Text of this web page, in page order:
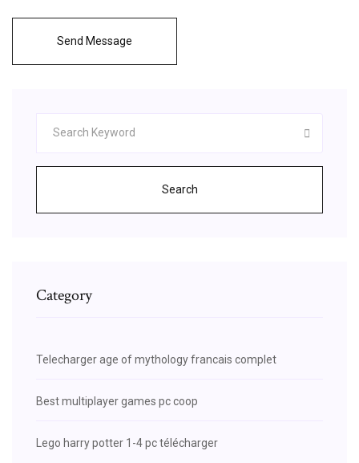
Send Message
Search
Category
Telecharger age of mythology francais complet
Best multiplayer games pc coop
Lego harry potter 1-4 pc télécharger